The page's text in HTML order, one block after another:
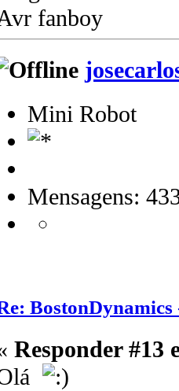
fanboy
Mini Robot
Mensagens:
Responder #13